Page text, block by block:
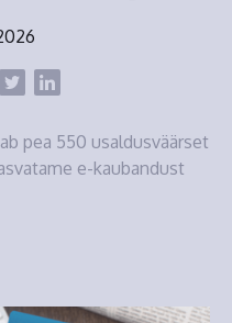
pea 550 usaldusväärset
e-kaubandust